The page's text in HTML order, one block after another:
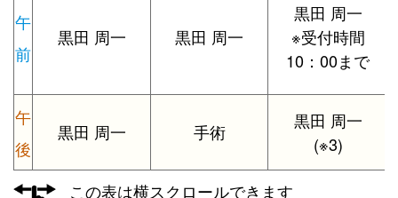
午
前
黒田 周一 黒田 周一
黒田 周一
※受付時間
10：00まで
午
後
黒田 周一 手術
黒田 周一
(※3)
この表は横スクロールできます